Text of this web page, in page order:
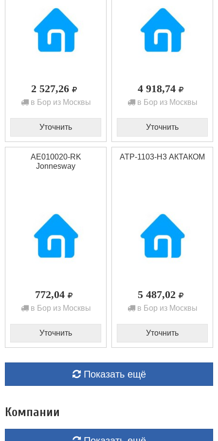
2 527,26
в Бор из Москвы
Уточнить
4 918,74
в Бор из Москвы
Уточнить
AE010020-RK
Jonnesway
772,04
в Бор из Москвы
Уточнить
АТР-1103-Н3 АКТАКОМ
5 487,02
в Бор из Москвы
Уточнить
Показать ещё
Компании